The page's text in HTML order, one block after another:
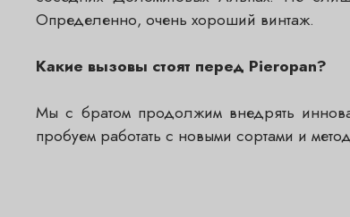
Определенно, очень хороший винтаж.
Какие вызовы стоят перед Pieropan?
Мы с братом продолжим внедрять
пробуем работать с новыми сортами и